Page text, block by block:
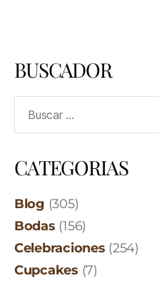
BUSCADOR
CATEGORIAS
Blog (305)
Bodas (156)
Celebraciones (254)
Cupcakes (7)